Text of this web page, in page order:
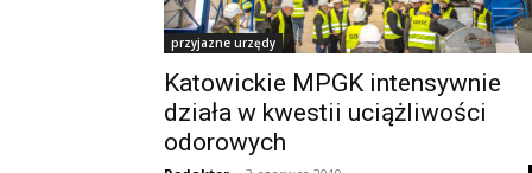
przyjazne urzędy
Katowickie MPGK intensywnie
działa w kwestii uciążliwości
odorowych